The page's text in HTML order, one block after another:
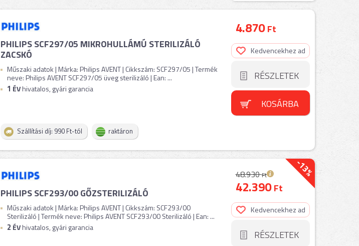
PHILIPS SCF297/05 MIKROHULLÁMÚ STERILIZÁLÓ
ZACSKÓ
Műszaki adatok | Márka: Philips AVENT | Cikkszám: SCF297/05 | Termék
neve: Philips AVENT SCF297/05 üveg sterilizáló | Ean: ...
1 ÉVhivatalos, gyári garancia
Szállítási díj: 990 Ft-tól raktáron
4.870Ft
Kedvencekhez ad
RÉSZLETEK
KOSÁRBA
-13%
PHILIPS SCF293/00 GŐZSTERILIZÁLÓ
Műszaki adatok | Márka: Philips AVENT | Cikkszám: SCF293/00
Sterilizáló | Termék neve: Philips AVENT SCF293/00 Sterilizáló | Ean: ...
2 ÉVhivatalos, gyári garancia
48.930Ft
42.390Ft
Kedvencekhez ad
RÉSZLETEK